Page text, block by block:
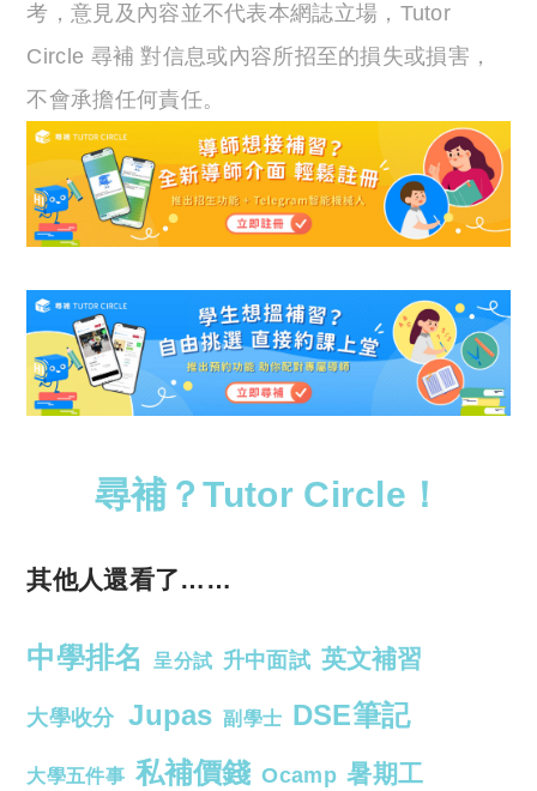
考，意見及內容並不代表本網誌立場，Tutor
Circle 尋補 對信息或內容所招至的損失或損害，
不會承擔任何責任。
尋補？Tutor Circle！
其他人還看了……
中學排名 呈分試 升中面試 英文補習
大學收分 Jupas 副學士 DSE筆記
大學五件事 私補價錢 Ocamp 暑期工